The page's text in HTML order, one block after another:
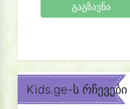
გაგზავნა
Kids.ge-ს რჩევები